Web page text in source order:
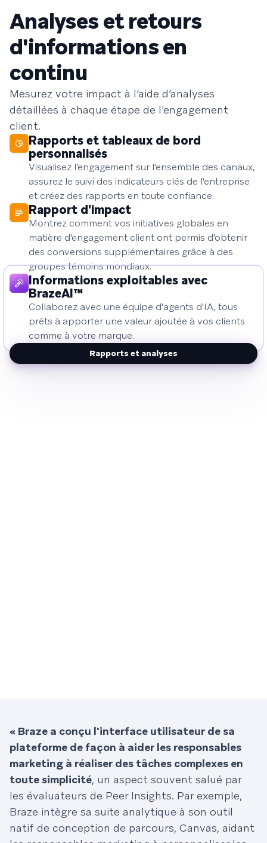
Analyses et retours
d'informations en
continu
Mesurez votre impact à l’aide d’analyses
détaillées à chaque étape de l'engagement
client.
Rapports et tableaux de bord
personnalisés
Visualisez l'engagement sur l'ensemble des canaux,
assurez le suivi des indicateurs clés de l'entreprise
et créez des rapports en toute confiance.
Rapport d'impact
Montrez comment vos initiatives globales en
matière d'engagement client ont permis d'obtenir
des conversions supplémentaires grâce à des
groupes témoins mondiaux.
Informations exploitables avec
BrazeAI™
Collaborez avec une équipe d'agents d'IA, tous
prêts à apporter une valeur ajoutée à vos clients
comme à votre marque.
Rapports et analyses
« Braze a conçu l'interface utilisateur de sa
plateforme de façon à aider les responsables
marketing à réaliser des tâches complexes en
toute simplicité, un aspect souvent salué par
les évaluateurs de Peer Insights. Par exemple,
Braze intègre sa suite analytique à son outil
natif de conception de parcours, Canvas, aidant